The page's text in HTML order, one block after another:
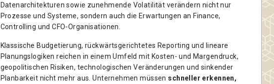
Datenarchitekturen sowie zunehmende Volatilität verändern nicht nur
Prozesse und Systeme, sondern auch die Erwartungen an Finance,
Controlling und CFO-Organisationen.
Klassische Budgetierung, rückwärtsgerichtetes Reporting und lineare
Planungslogiken reichen in einem Umfeld mit Kosten- und Margendruck,
geopolitischen Risiken, technologischen Veränderungen und sinkender
Planbarkeit nicht mehr aus. Unternehmen müssen schneller erkennen,